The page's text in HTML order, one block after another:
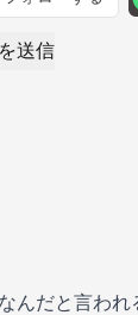
送信
んだと言わ